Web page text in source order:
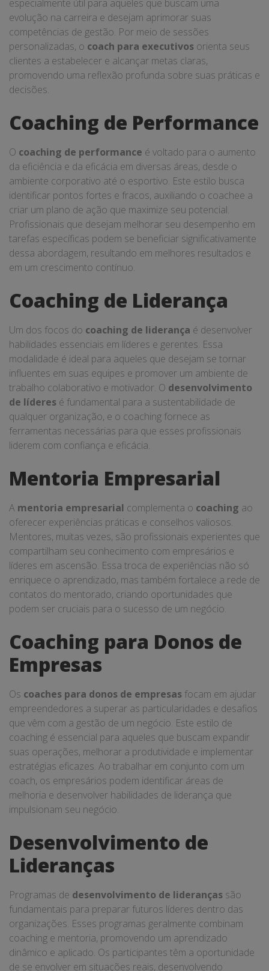
especialmente útil para aqueles que buscam uma
evolução na carreira e desejam aprimorar suas
competências de gestão. Por meio de sessões
personalizadas, o coach para executivos orienta seus
clientes a estabelecer e alcançar metas claras,
promovendo uma reflexão profunda sobre suas práticas e
decisões.
Coaching de Performance
O coaching de performance é voltado para o aumento
da eficiência e da eficácia em diversas áreas, desde o
ambiente corporativo até o esportivo. Este estilo busca
identificar pontos fortes e fracos, auxiliando o coachee a
criar um plano de ação que maximize seu potencial.
Profissionais que desejam melhorar seu desempenho em
tarefas específicas podem se beneficiar significativamente
dessa abordagem, resultando em melhores resultados e
em um crescimento contínuo.
Coaching de Liderança
Um dos focos do coaching de liderança é desenvolver
habilidades essenciais em líderes e gerentes. Essa
modalidade é ideal para aqueles que desejam se tornar
influentes em suas equipes e promover um ambiente de
trabalho colaborativo e motivador. O desenvolvimento
de líderes é fundamental para a sustentabilidade de
qualquer organização, e o coaching fornece as
ferramentas necessárias para que esses profissionais
liderem com confiança e eficácia.
Mentoria Empresarial
A mentoria empresarial complementa o coaching ao
oferecer experiências práticas e conselhos valiosos.
Mentores, muitas vezes, são profissionais experientes que
compartilham seu conhecimento com empresários e
líderes em ascensão. Essa troca de experiências não só
enriquece o aprendizado, mas também fortalece a rede de
contatos do mentorado, criando oportunidades que
podem ser cruciais para o sucesso de um negócio.
Coaching para Donos de
Empresas
Os coaches para donos de empresas focam em ajudar
empreendedores a superar as particularidades e desafios
que vêm com a gestão de um negócio. Este estilo de
coaching é essencial para aqueles que buscam expandir
suas operações, melhorar a produtividade e implementar
estratégias eficazes. Ao trabalhar em conjunto com um
coach, os empresários podem identificar áreas de
melhoria e desenvolver habilidades de liderança que
impulsionam seu negócio.
Desenvolvimento de
Lideranças
Programas de desenvolvimento de lideranças são
fundamentais para preparar futuros líderes dentro das
organizações. Esses programas geralmente combinam
coaching e mentoria, promovendo um aprendizado
dinâmico e aplicado. Os participantes têm a oportunidade
de se envolver em situações reais, desenvolvendo